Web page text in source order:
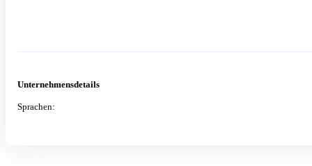
Unternehmensdetails
Sprachen: